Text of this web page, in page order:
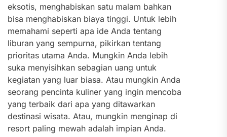
eksotis, menghabiskan satu malam bahkan
bisa menghabiskan biaya tinggi. Untuk lebih
memahami seperti apa ide Anda tentang
liburan yang sempurna, pikirkan tentang
prioritas utama Anda. Mungkin Anda lebih
suka menyisihkan sebagian uang untuk
kegiatan yang luar biasa. Atau mungkin Anda
seorang pencinta kuliner yang ingin mencoba
yang terbaik dari apa yang ditawarkan
destinasi wisata. Atau, mungkin menginap di
resort paling mewah adalah impian Anda.